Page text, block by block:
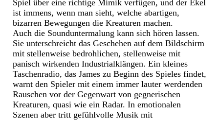
Spiel über eine richtige Mimik verfügen, und der Ekel
ist immens, wenn man sieht, welche abartigen,
bizarren Bewegungen die Kreaturen machen.
Auch die Sounduntermalung kann sich hören lassen.
Sie unterschreicht das Geschehen auf dem Bildschirm
mit stellenweise bedrohlichen, stellenweise mit
panisch wirkenden Industrialklängen. Ein kleines
Taschenradio, das James zu Beginn des Spieles findet,
warnt den Spieler mit einem immer lauter werdenden
Rauschen vor der Gegenwart von gegnerischen
Kreaturen, quasi wie ein Radar. In emotionalen
Szenen aber tritt gefühlvolle Musik mit